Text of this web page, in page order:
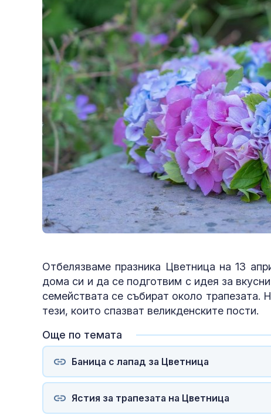
Отбелязваме празника Цветница на 13
дома си и да се подготвим с идея за
семействата се събират около трапезата.
тези, които спазват великденските пости.
Още по темата
Баница с лапад за Цветница
Ястия за трапезата на Цветница